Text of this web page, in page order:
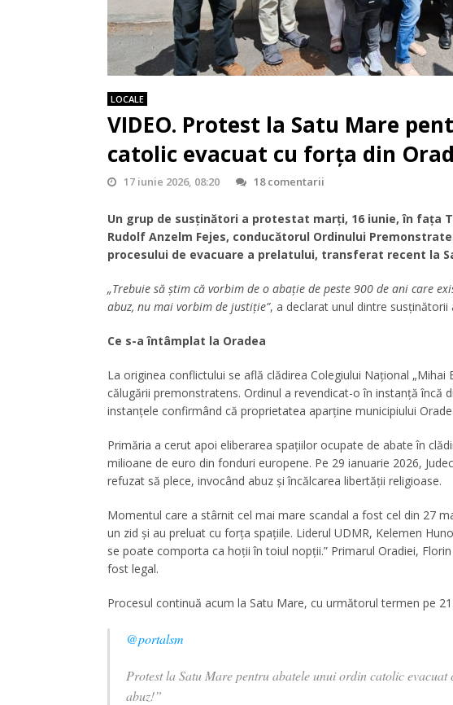
LOCALE
VIDEO. Protest la Satu Mare
catolic evacuat cu forța din
17 iunie 2026, 08:20 18 comentarii
Un grup de susținători a protestat marți, 16 iunie, în fața
Rudolf Anzelm Fejes, conducătorul Ordinului
procesului de evacuare a prelatului, transferat recent la
„Trebuie să știm că vorbim de o abație de peste 900 de ani care
abuz, nu mai vorbim de justiție”, a declarat unul dintre susținătorii
Ce s-a întâmplat la Oradea
La originea conflictului se află clădirea Colegiului Național „Mihai
călugării premonstratens. Ordinul a revendicat-o în instanță încă
instanțele confirmând că proprietatea aparține municipiului
Primăria a cerut apoi eliberarea spațiilor ocupate de abate în
milioane de euro din fonduri europene. Pe 29 ianuarie 2026,
refuzat să plece, invocând abuz și încălcarea libertății religioase.
Momentul care a stârnit cel mai mare scandal a fost cel din 27
un zid și au preluat cu forța spațiile. Liderul UDMR, Kelemen
se poate comporta ca hoții în toiul nopții.” Primarul Oradiei,
fost legal.
Procesul continuă acum la Satu Mare, cu următorul termen pe
@portalsm
Protest la Satu Mare pentru abatele unui ordin catolic
abuz!”